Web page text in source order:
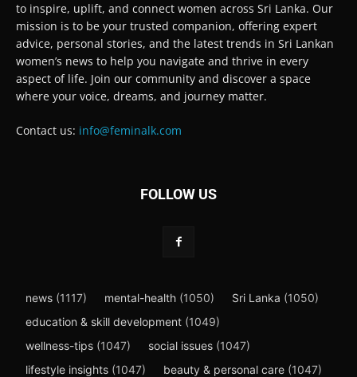
to inspire, uplift, and connect women across Sri Lanka. Our
mission is to be your trusted companion, offering expert
advice, personal stories, and the latest trends in Sri Lankan
women’s news to help you navigate and thrive in every
aspect of life. Join our community and discover a space
where your voice, dreams, and journey matter.
Contact us: info@feminalk.com
FOLLOW US
news (1117) mental-health (1050) Sri Lanka (1050)
education & skill development (1049)
wellness-tips (1047) social issues (1047)
lifestyle insights (1047) beauty & personal care (1047)